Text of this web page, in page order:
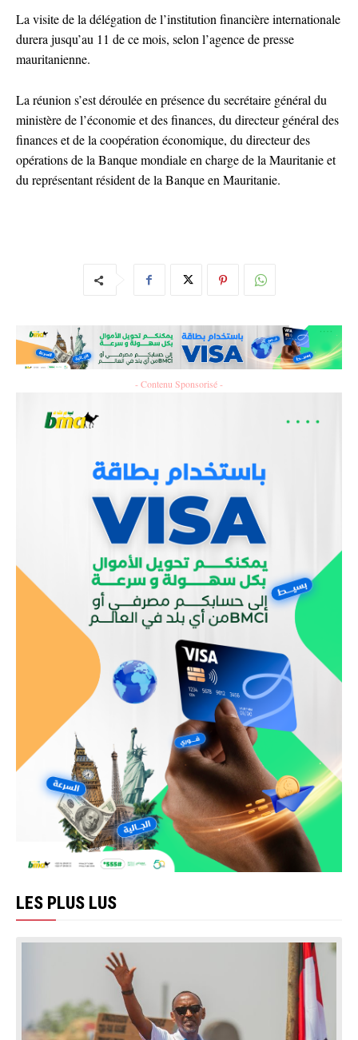
La visite de la délégation de l’institution financière internationale
durera jusqu’au 11 de ce mois, selon l’agence de presse
mauritanienne.
La réunion s’est déroulée en présence du secrétaire général du
ministère de l’économie et des finances, du directeur général des
finances et de la coopération économique, du directeur des
opérations de la Banque mondiale en charge de la Mauritanie et
du représentant résident de la Banque en Mauritanie.
- Contenu Sponsorisé -
LES PLUS LUS